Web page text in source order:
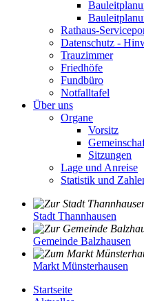
Rathaus-
Datenschutz -
Trauzimmer
Friedhöfe
Fundbüro
Notfalltafel
Über uns
Organe
Vorsitz
Sitzungen
Lage und Anreise
Statistik und
Stadt Thannhausen
Gemeinde Balzhausen
Markt Münsterhausen
Startseite